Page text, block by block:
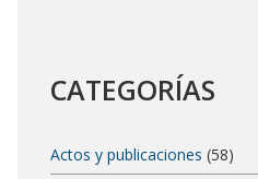
CATEGORÍAS
Actos y publicaciones (58)